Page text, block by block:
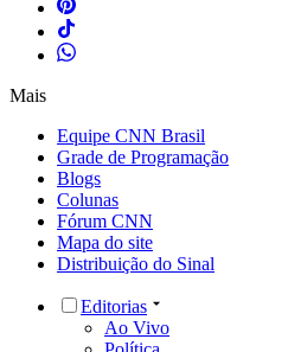
Mais
Equipe CNN Brasil
Grade de Programação
Blogs
Colunas
Fórum CNN
Mapa do site
Distribuição do Sinal
Editorias
Ao Vivo